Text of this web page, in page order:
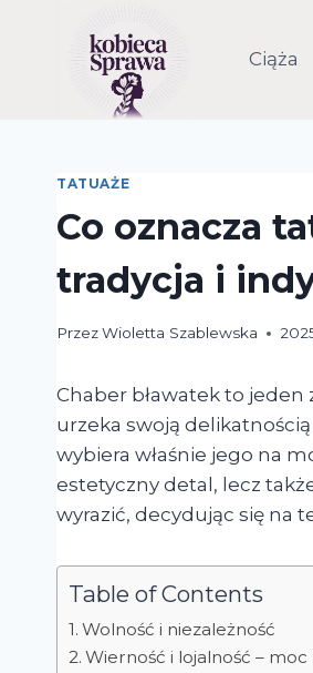
Ciąża
TATUAŻE
Co oznacza
tradycja i
PrzezWioletta Szablewska
Chaber bławatek to
urzeka swoją
wybiera właśnie jego na
estetyczny detal, lecz
wyrazić, decydując się na
Table of Contents
Wolność i niezależność
Wierność i lojalność –